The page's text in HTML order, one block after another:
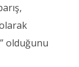
olduğunu